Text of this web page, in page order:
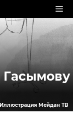
Иллюстрация Мейдан ТВ